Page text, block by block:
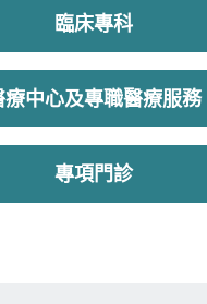
臨床專科
療中心及專職醫療服務
專項門診